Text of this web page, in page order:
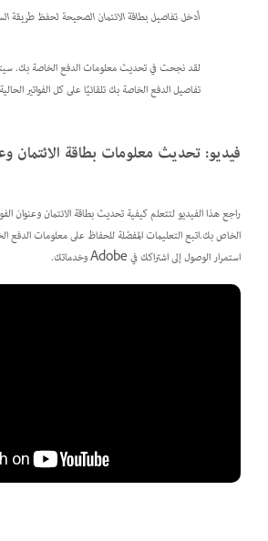
أدخل تفاصيل بطاقة الائتمان الصحيحة لحفظ طريقة
لقد نجحت في تحديث معلومات الدفع الخاصة بك.
تفاصيل الدفع الخاصة بك تلقائيًا على كل الفواتير
فيديو: تحديث معلومات بطاقة الائتمان
الخاص بك.اتبع التعليمات المفصّلة للحفاظ على معلومات الدفع
استمرار الوصول إلى اشتراكك في Adobe وخدماتك.